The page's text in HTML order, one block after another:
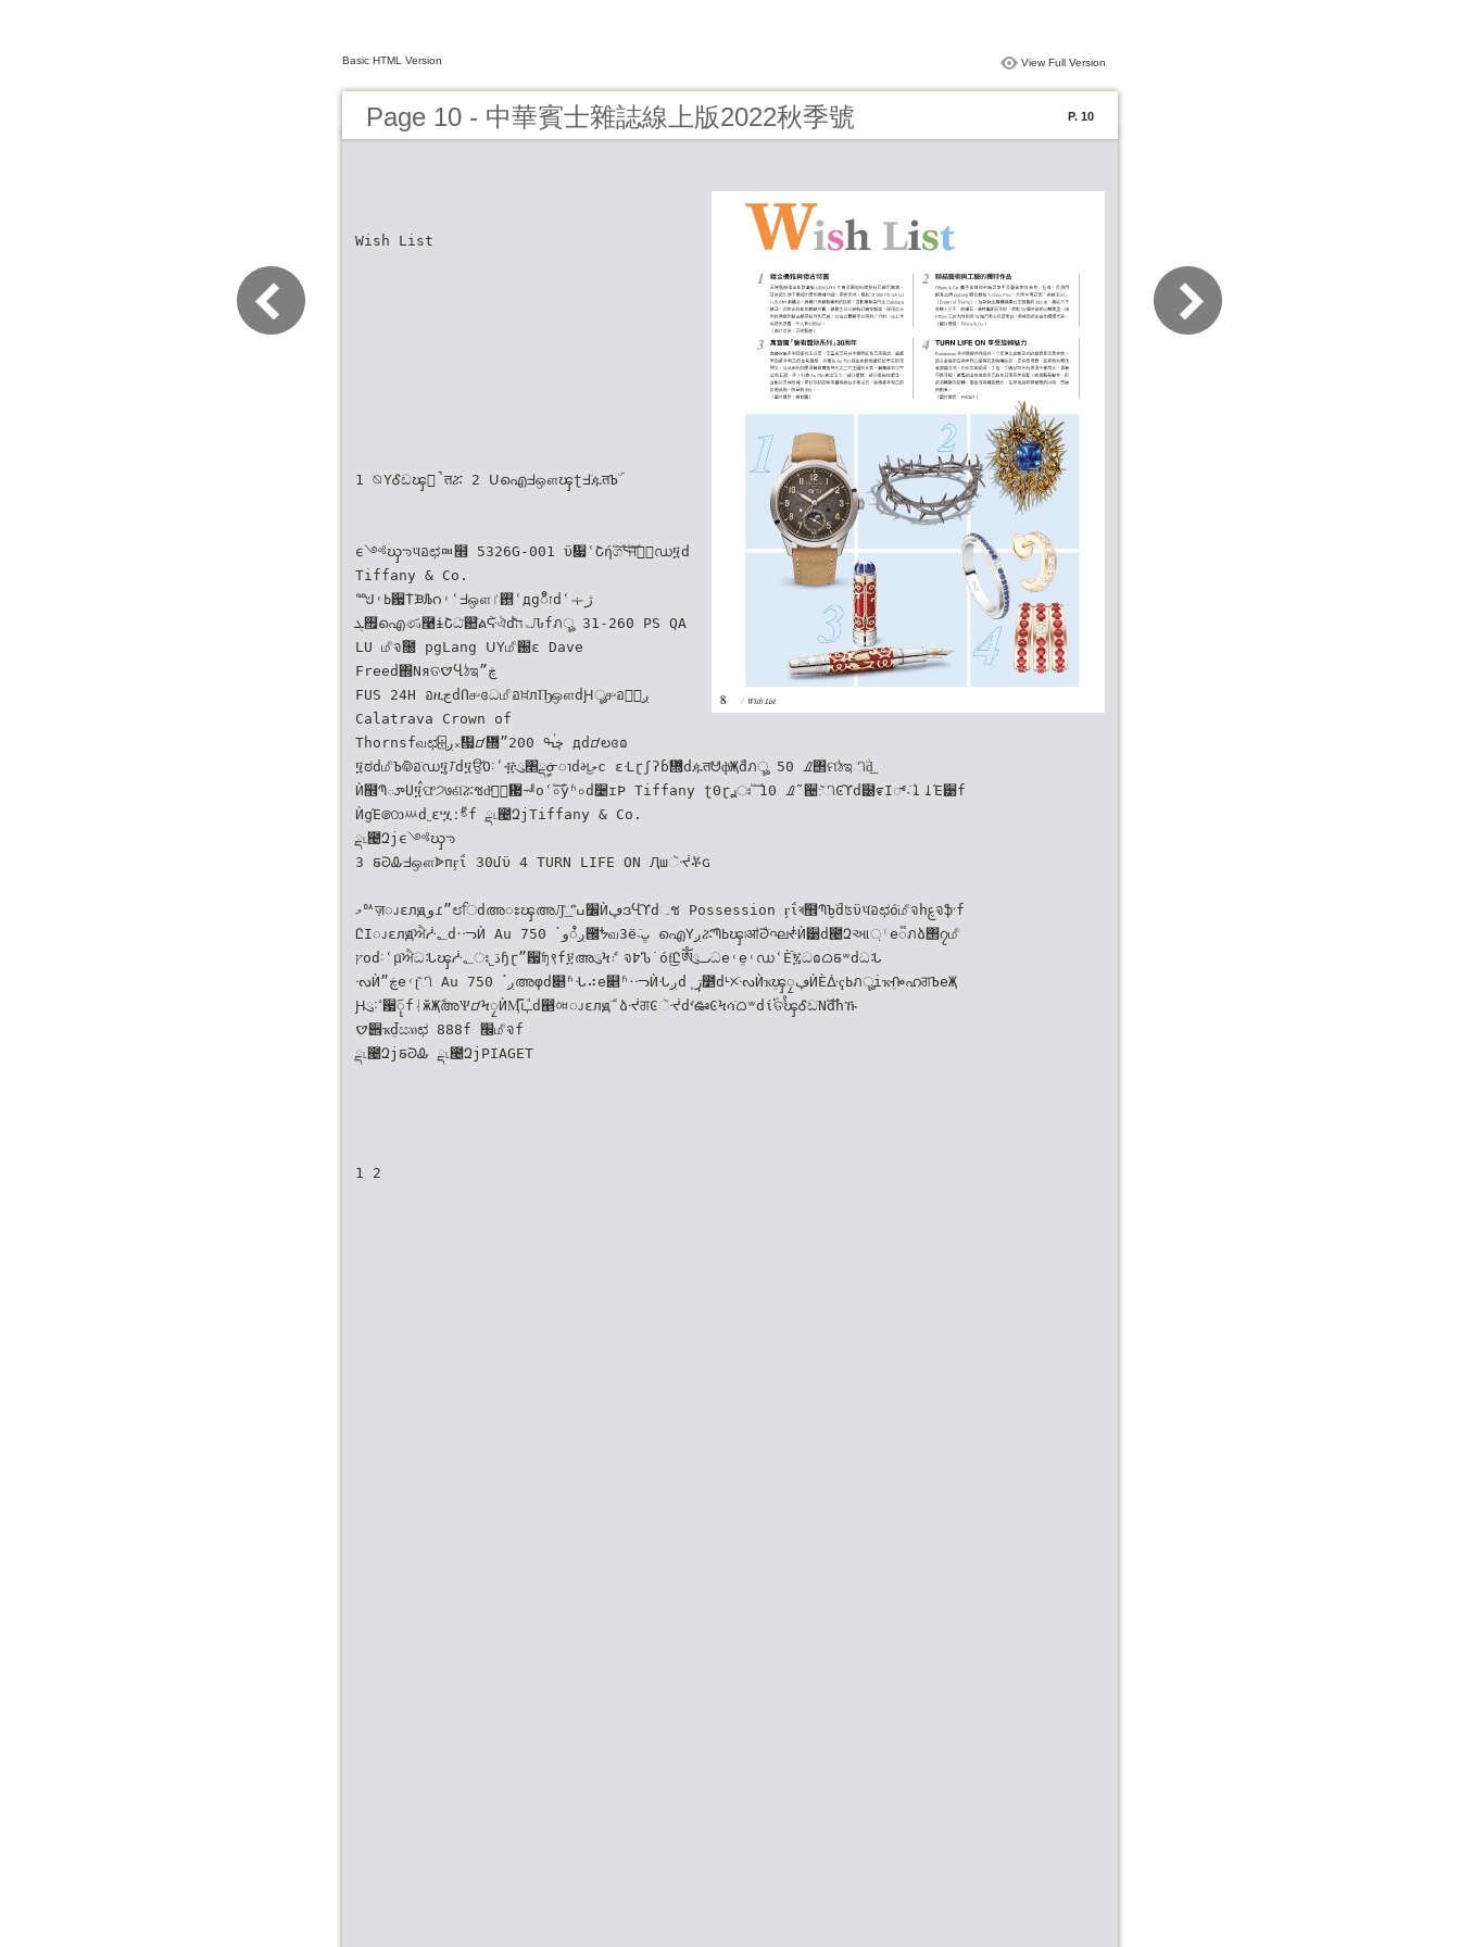
Basic HTML Version View Full Version
Page 10 - 中華賓士雜誌線上版2022秋季號 P. 10
Wish List
1 ⦰ΥᎴඩၾూ̚तሯ 2 ᑌഐᖵஔၾʈᖵٙዹतЪۜ
ϵ༺ၰᘆપ̈อಛᇜ໮ 5326G-001 ϋ዇ʿՇήࣛගᕐࣛਜᜑͪഡ፶d
Tiffany & Co.
ᙳ˓ߕ਷ٝΤᙘЉဂ˓ʿᖵஔ࢕ٵՙдgזီdʿᆠژ
࠯ܓഐණ࿩ɨՇධ̈଺ٙልᕏ̌ঐdۃה͊Ԉfภৣ 31-260 PS QA
LU ௴จۜ೐ pgLang ᑌΥ௴֐ɛ Dave
Freed΍ΝяତࠈႡঠಇˮڿ
FUS 24H อዚڃdՈ௪ɞධ௴อਖ਼лٙҦஔdԨৣ௪อಛͣږ
Calatrava Crown of
Thornsfவಛ⌹ږ᙮቗ᝋ᝝ͩˮڿࠠߒ 200 дdᝋలɞɷ
፶ಠd௴Ъ̈࿃อٙഡ፶̮ᝈd፶ਉΌ˸ʹ፹ུ৥ྡࣩᓃၢdમ͜ލϲ εᒶɽʃʔɓٙ᝝ͩdዹतᕰфͩҖًdภৣ 50 ࡈ΢ମٙঠಇிۨd͟
Ѝ຾ՊూՍ፶ࠦଫ੭७ଣٙሯชdͣږͭ᜗ᅰοʿࣛ০ÿʱ০d૴ɪϷ Tiffany ʈΘɽࢪঃࣛ 10 ࡈ˜઄ː͂ிϾϓd๰೯І್˴່ٙ⥙⥙Έ੹f
ЍցΈ෩ᄴd˿ɛሧːࣀͦf ྡ˪౤ԶjTiffany & Co.
ྡ˪౤Զjϵ༺ၰᘆ
3 ຬᘒᎲᖵஔᗎпӻΐ 30մϋ 4 TURN LIFE ON Ԯաૅᔷቾɢ
މᅅज़ၪεлԭوɾˮ೮ਿdഅႊၾഅԒ̒͟ீ׼ߎЍڥဒႡϓdᜳช Possession ӻΐৰ຾ՊЪ̮ۜdʦϋપ̈ٙอಛόٙ௴จһࢳจֆ׳f
ԸІၪεлԭٙ̋ਐᓿ؂d࠰ᓜЍ Au 750 ॱږႆو౜ᖭவЗё˴ٙڀ ഐΥږሯٙ̚Պߕၾ৷ॴᘒͩٙഘᙻЍ੹d౤Զઆ਼ᛌe૿ภձ΢၇௴
ץοd˸ʿμٙ̋ਐධᒠၾᓿ؂ഃ˾ڌɧɽˮ਷ٙʩ९f፻അུϞެ܃ จ߈Ꮦ˙όf͜Ըༀུ᎕ධe˓ܸe˓ഡʿЀۧٙ፯ධɷᜊຬʷdධᒠ
ᔝЍˮڿe˓ʈ͂ி Au 750 ॱږഅφd௅ʱᒜ⠴e௅ʱ࠰ᓜЍᒜږd ̙ڗ̙೵dᒻᝣٙᔝЍҡܸၾڥၠЍЀᐑҁߕภৣiҡܸᎇഹਗЪeҖ
Ԩུ˸ߵ਷ٓုfᛆӂҖًٙഅѰᝋϞၠЍӍ̿ഺͩd൥ᅄၪεлԭٙ ًձᔷਗϾૅᔷdᔊఊϾϞሳٙᜊʷdί࢝ତࠬࣸၾᎴඩٙΝࣛdһኹ
ࠈ੎ҡܸdࠢඎಛ 888f ׬௴จf
ྡ˪౤ԶjຬᘒᎲ ྡ˪౤ԶjPIAGET
1 2